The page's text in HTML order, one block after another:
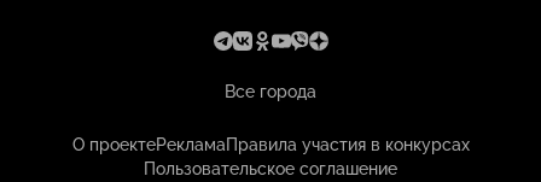
Все города
О проектеРекламаПравила участия в конкурсах
Пользовательское соглашение